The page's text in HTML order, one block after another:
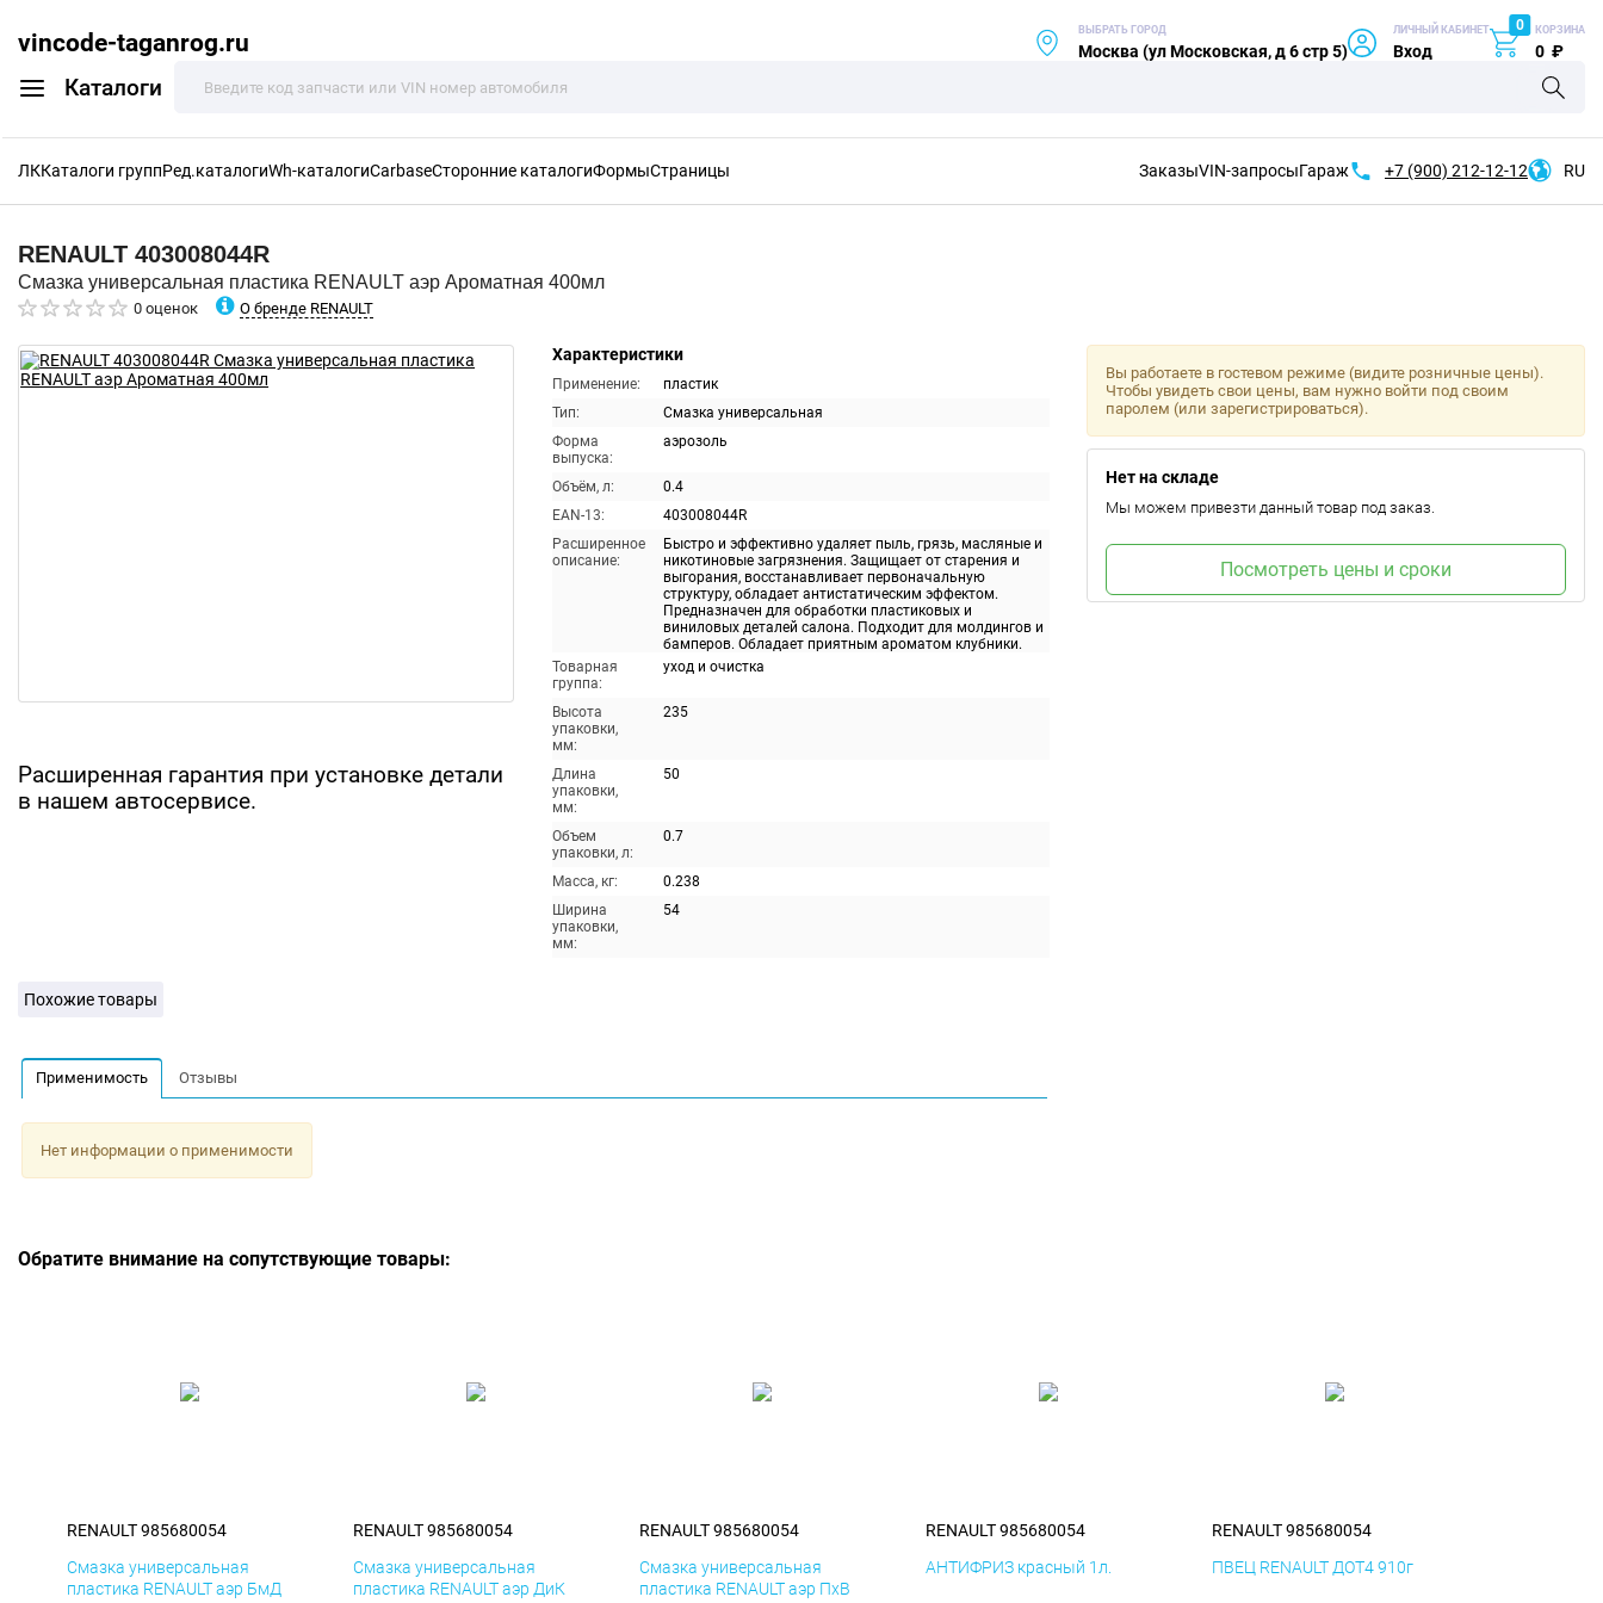
vincode-taganrog.ru
Каталоги
ВЫБРАТЬ ГОРОД
Москва (ул Московская, д 6 стр 5)
ЛИЧНЫЙ КАБИНЕТ
Вход
0 КОРЗИНА
0 ₽
ЛККаталоги группРед.каталогиWh-каталогиCarbaseСторонние каталогиФормыСтраницы ЗаказыVIN-запросыГараж +7 (900) 212-12-12 RU
RENAULT 403008044R
Смазка универсальная пластика RENAULT аэр Ароматная 400мл
0 оценок О бренде RENAULT
Расширенная гарантия при установке детали
в нашем автосервисе.
Характеристики
Применение:
пластик
Тип:
Смазка универсальная
Форма
выпуска:
аэрозоль
Объём, л:
0.4
EAN-13:
403008044R
Расширенное
описание:
Быстро и эффективно удаляет пыль, грязь, масляные и
никотиновые загрязнения. Защищает от старения и
выгорания, восстанавливает первоначальную
структуру, обладает антистатическим эффектом.
Предназначен для обработки пластиковых и
виниловых деталей салона. Подходит для молдингов и
бамперов. Обладает приятным ароматом клубники.
Товарная
группа:
уход и очистка
Высота
упаковки,
мм:
235
Длина
упаковки,
мм:
50
Объем
упаковки, л:
0.7
Масса, кг:
0.238
Ширина
упаковки,
мм:
54
Вы работаете в гостевом режиме (видите розничные цены).
Чтобы увидеть свои цены, вам нужно войти под своим
паролем (или зарегистрироваться).
Нет на складе
Мы можем привезти данный товар под заказ.
Посмотреть цены и сроки
Похожие товары
Применимость Отзывы
Нет информации о применимости
Обратите внимание на сопутствующие товары:
RENAULT 985680054
Смазка универсальная
пластика RENAULT аэр БмД
RENAULT 985680054
Смазка универсальная
пластика RENAULT аэр ДиК
RENAULT 985680054
Смазка универсальная
пластика RENAULT аэр ПхВ
RENAULT 985680054
АНТИФРИЗ красный 1л.
RENAULT 985680054
ПВЕЦ RENAULT ДОТ4 910г